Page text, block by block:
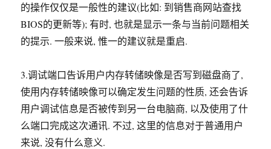
的操作仅仅是一般性的建议(比如: 到销售商网站查找
BIOS的更新等); 有时, 也就是显示一条与当前问题相关
的提示. 一般来说, 惟一的建议就是重启.
3.调试端口告诉用户内存转储映像是否写到磁盘商了,
使用内存转储映像可以确定发生问题的性质, 还会告诉
用户调试信息是否被传到另一台电脑商, 以及使用了什
么端口完成这次通讯. 不过, 这里的信息对于普通用户
来说, 没有什么意义.